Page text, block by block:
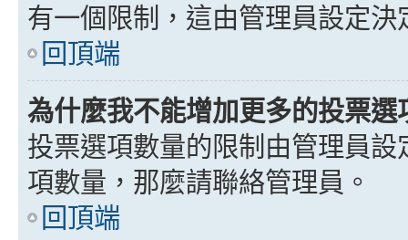
有一個限制，這由管理員設定決
回頂端
為什麼我不能增加更多的投票選
投票選項數量的限制由管理員
項數量，那麼請聯絡管理員。
回頂端